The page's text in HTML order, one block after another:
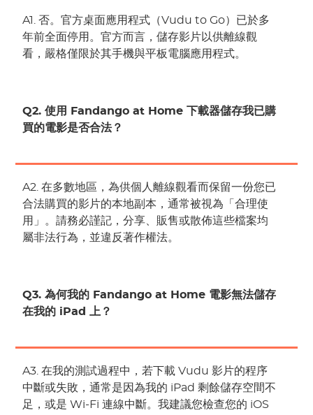
A1. 否。官方桌面應用程式（Vudu to Go）已於多
年前全面停用。官方而言，儲存影片以供離線觀
看，嚴格僅限於其手機與平板電腦應用程式。
Q2. 使用 Fandango at Home 下載器儲存我已購
買的電影是否合法？
A2. 在多數地區，為供個人離線觀看而保留一份您已
合法購買的影片的本地副本，通常被視為「合理使
用」。請務必謹記，分享、販售或散佈這些檔案均
屬非法行為，並違反著作權法。
Q3. 為何我的 Fandango at Home 電影無法儲存
在我的 iPad 上？
A3. 在我的測試過程中，若下載 Vudu 影片的程序
中斷或失敗，通常是因為我的 iPad 剩餘儲存空間不
足，或是 Wi-Fi 連線中斷。我建議您檢查您的 iOS